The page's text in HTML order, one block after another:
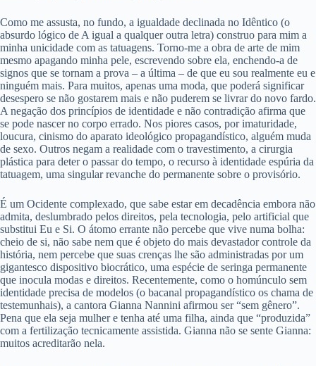
Como me assusta, no fundo, a igualdade declinada no Idêntico (o
absurdo lógico de A igual a qualquer outra letra) construo para mim a
minha unicidade com as tatuagens. Torno-me a obra de arte de mim
mesmo apagando minha pele, escrevendo sobre ela, enchendo-a de
signos que se tornam a prova – a última – de que eu sou realmente eu e
ninguém mais. Para muitos, apenas uma moda, que poderá significar
desespero se não gostarem mais e não puderem se livrar do novo fardo.
A negação dos princípios de identidade e não contradição afirma que
se pode nascer no corpo errado. Nos piores casos, por imaturidade,
loucura, cinismo do aparato ideológico propagandístico, alguém muda
de sexo. Outros negam a realidade com o travestimento, a cirurgia
plástica para deter o passar do tempo, o recurso à identidade espúria da
tatuagem, uma singular revanche do permanente sobre o provisório.
É um Ocidente complexado, que sabe estar em decadência embora não
admita, deslumbrado pelos direitos, pela tecnologia, pelo artificial que
substitui Eu e Si. O átomo errante não percebe que vive numa bolha:
cheio de si, não sabe nem que é objeto do mais devastador controle da
história, nem percebe que suas crenças lhe são administradas por um
gigantesco dispositivo biocrático, uma espécie de seringa permanente
que inocula modas e direitos. Recentemente, como o homúnculo sem
identidade precisa de modelos (o bacanal propagandístico os chama de
testemunhais), a cantora Gianna Nannini afirmou ser “sem gênero”.
Pena que ela seja mulher e tenha até uma filha, ainda que “produzida”
com a fertilização tecnicamente assistida. Gianna não se sente Gianna:
muitos acreditarão nela.